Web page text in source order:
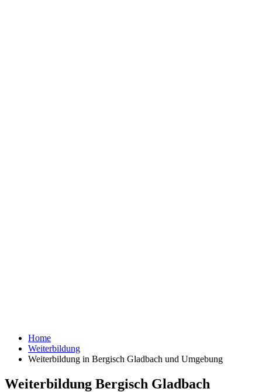
Home
Weiterbildung
Weiterbildung in Bergisch Gladbach und Umgebung
Weiterbildung Bergisch Gladbach